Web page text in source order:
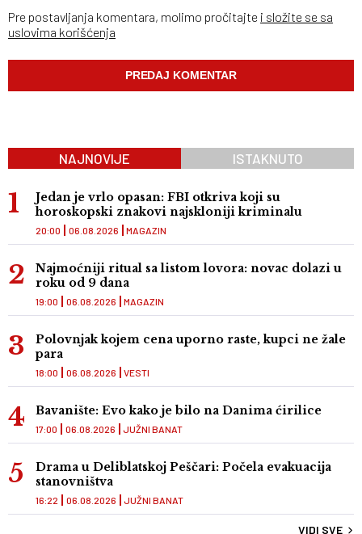
Pre postavljanja komentara, molimo pročitajte i složite se sa
uslovima korišćenja
NAJNOVIJE ISTAKNUTO
Jedan je vrlo opasan: FBI otkriva koji su
horoskopski znakovi najskloniji kriminalu
MAGAZIN
20:00 06.08.2026
Najmoćniji ritual sa listom lovora: novac dolazi u
roku od 9 dana
MAGAZIN
19:00 06.08.2026
Polovnjak kojem cena uporno raste, kupci ne žale
para
VESTI
18:00 06.08.2026
Bavanište: Evo kako je bilo na Danima ćirilice
JUŽNI BANAT
17:00 06.08.2026
Drama u Deliblatskoj Peščari: Počela evakuacija
stanovništva
JUŽNI BANAT
16:22 06.08.2026
VIDI SVE